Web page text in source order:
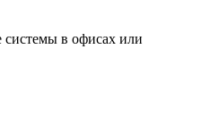
в офисах или